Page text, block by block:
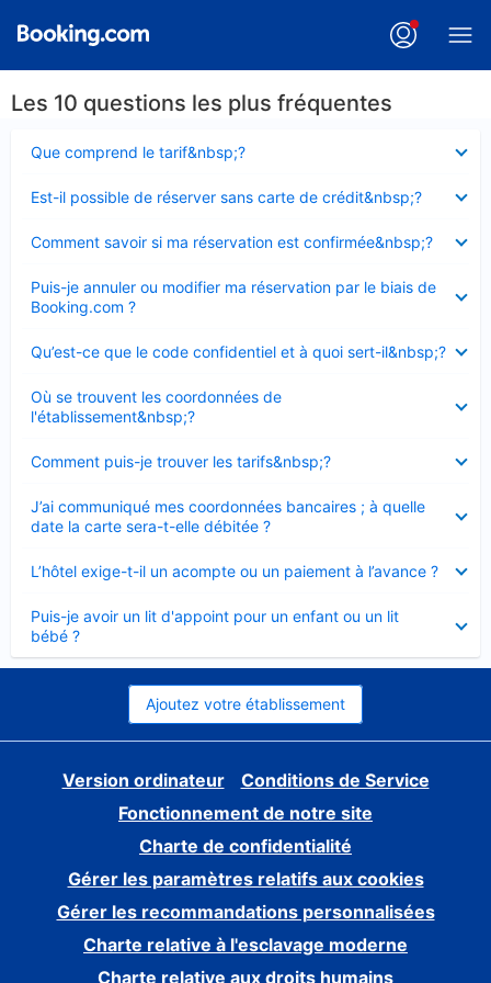
Les 10 questions les plus fréquentes
Que comprend le tarif&nbsp;?
fermé
Est-il possible de réserver sans carte de crédit&nbsp;?
fermé
Comment savoir si ma réservation est confirmée&nbsp;?
fermé
Puis-je annuler ou modifier ma réservation par le biais de
Booking.com ?
fermé
Qu’est-ce que le code confidentiel et à quoi sert-il&nbsp;?
fermé
Où se trouvent les coordonnées de
l'établissement&nbsp;?
fermé
Comment puis-je trouver les tarifs&nbsp;?
fermé
J’ai communiqué mes coordonnées bancaires ; à quelle
date la carte sera-t-elle débitée ?
fermé
L’hôtel exige-t-il un acompte ou un paiement à l’avance ?
fermé
Puis-je avoir un lit d'appoint pour un enfant ou un lit
bébé ?
fermé
Ajoutez votre établissement
Version ordinateur
Conditions de Service
Fonctionnement de notre site
Charte de confidentialité
Gérer les paramètres relatifs aux cookies
Gérer les recommandations personnalisées
Charte relative à l'esclavage moderne
Charte relative aux droits humains